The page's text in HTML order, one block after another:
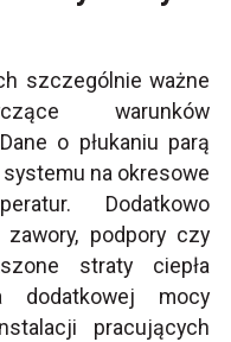
szczególnie ważne
warunków
o płukaniu parą
na okresowe
Dodatkowo
podpory czy
straty ciepła
dodatkowej mocy
pracujących